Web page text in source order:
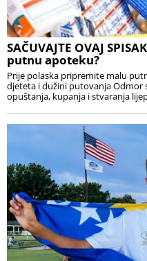
SAČUVAJTE OVAJ
putnu apoteku?
Prije polaska pripremite malu
djeteta i dužini putovanja Odmor
opuštanja, kupanja i stvaranja